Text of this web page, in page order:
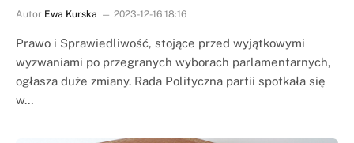
Autor Ewa Kurska 2023-12-16 18:16
Prawo i Sprawiedliwość, stojące przed wyjątkowymi
wyzwaniami po przegranych wyborach parlamentarnych,
ogłasza duże zmiany. Rada Polityczna partii spotkała się
w…